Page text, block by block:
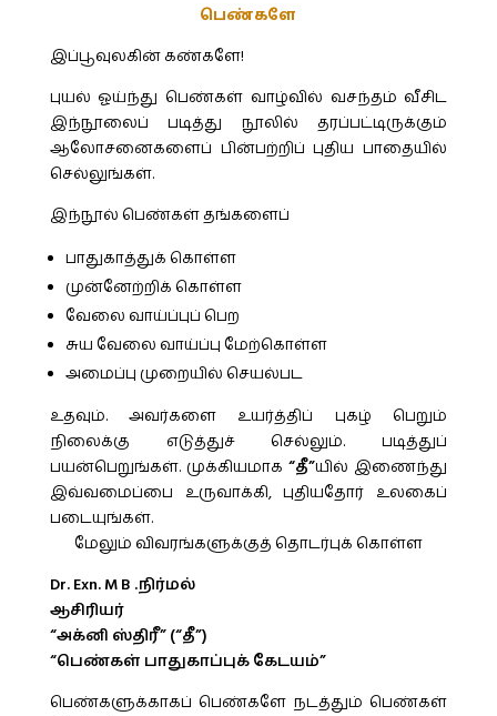
பெண்களே
இப்பூவுலகின் கண்களே!
புயல் ஓய்ந்து பெண்கள் வாழ்வில் வசந்தம் வீசிட
இந்நூலைப் படித்து நூலில் தரப்பட்டிருக்கும்
ஆலோசனைகளைப் பின்பற்றிப் புதிய பாதையில்
செல்லுங்கள்.
இந்நூல் பெண்கள் தங்களைப்
பாதுகாத்துக் கொள்ள
முன்னேற்றிக் கொள்ள
வேலை வாய்ப்புப் பெற
சுய வேலை வாய்ப்பு மேற்கொள்ள
அமைப்பு முறையில் செயல்பட
உதவும். அவர்களை உயர்த்திப் புகழ் பெறும்
நிலைக்கு எடுத்துச் செல்லும். படித்துப்
பயன்பெறுங்கள். முக்கியமாக“தீ”யில் இணைந்து
இவ்வமைப்பை உருவாக்கி, புதியதோர் உலகைப்
படையுங்கள்.
மேலும் விவரங்களுக்குத் தொடர்புக் கொள்ள
Dr. Exn. M B .நிர்மல்
ஆசிரியர்
“அக்னி ஸ்திரீ” (“தீ”)
“பெண்கள் பாதுகாப்புக் கேடயம்”
பெண்களுக்காகப் பெண்களே நடத்தும் பெண்கள்